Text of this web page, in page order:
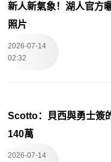
新人新氣象！湖人官方
照片
2026-07-14
02:32
Scotto：貝西與勇士簽
140萬
2026-07-14